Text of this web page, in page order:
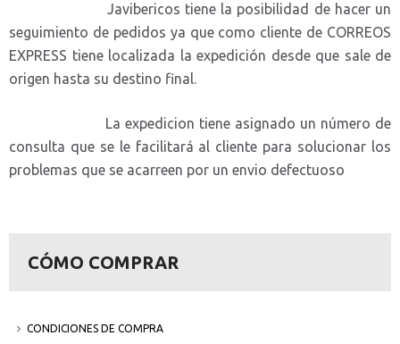
Javibericos tiene la posibilidad de hacer un
seguimiento de pedidos ya que como cliente de CORREOS
EXPRESS tiene localizada la expedición desde que sale de
origen hasta su destino final.
La expedicion tiene asignado un número de
consulta que se le facilitará al cliente para solucionar los
problemas que se acarreen por un envio defectuoso
CÓMO COMPRAR
CONDICIONES DE COMPRA